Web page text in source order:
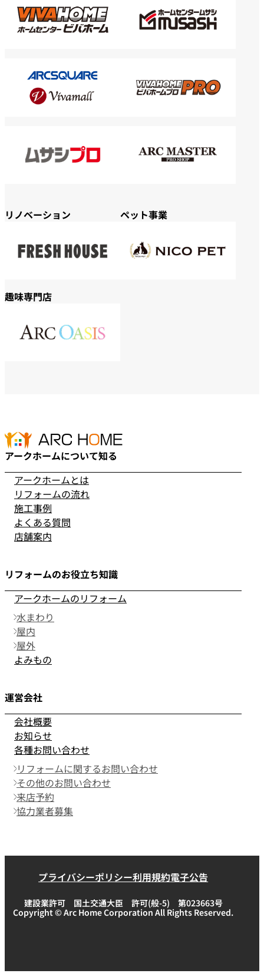
リノベーション ペット事業
趣味専門店
アークホームについて知る
アークホームとは
リフォームの流れ
施工事例
よくある質問
店舗案内
リフォームのお役立ち知識
アークホームのリフォーム
水まわり
屋内
屋外
よみもの
運営会社
会社概要
お知らせ
各種お問い合わせ
リフォームに関するお問い合わせ
その他のお問い合わせ
来店予約
協力業者募集
プライバシーポリシー利用規約電子公告
建設業許可 国土交通大臣 許可(般-5) 第023663号
Copyright © Arc Home Corporation All Rights Reserved.